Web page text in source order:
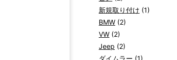
新規取り付け (1)
BMW (2)
VW (2)
Jeep (2)
ダイムラー (1)